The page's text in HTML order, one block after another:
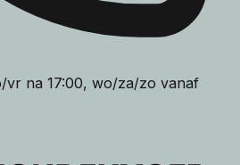
vr na 17:00, wo/za/zo vanaf